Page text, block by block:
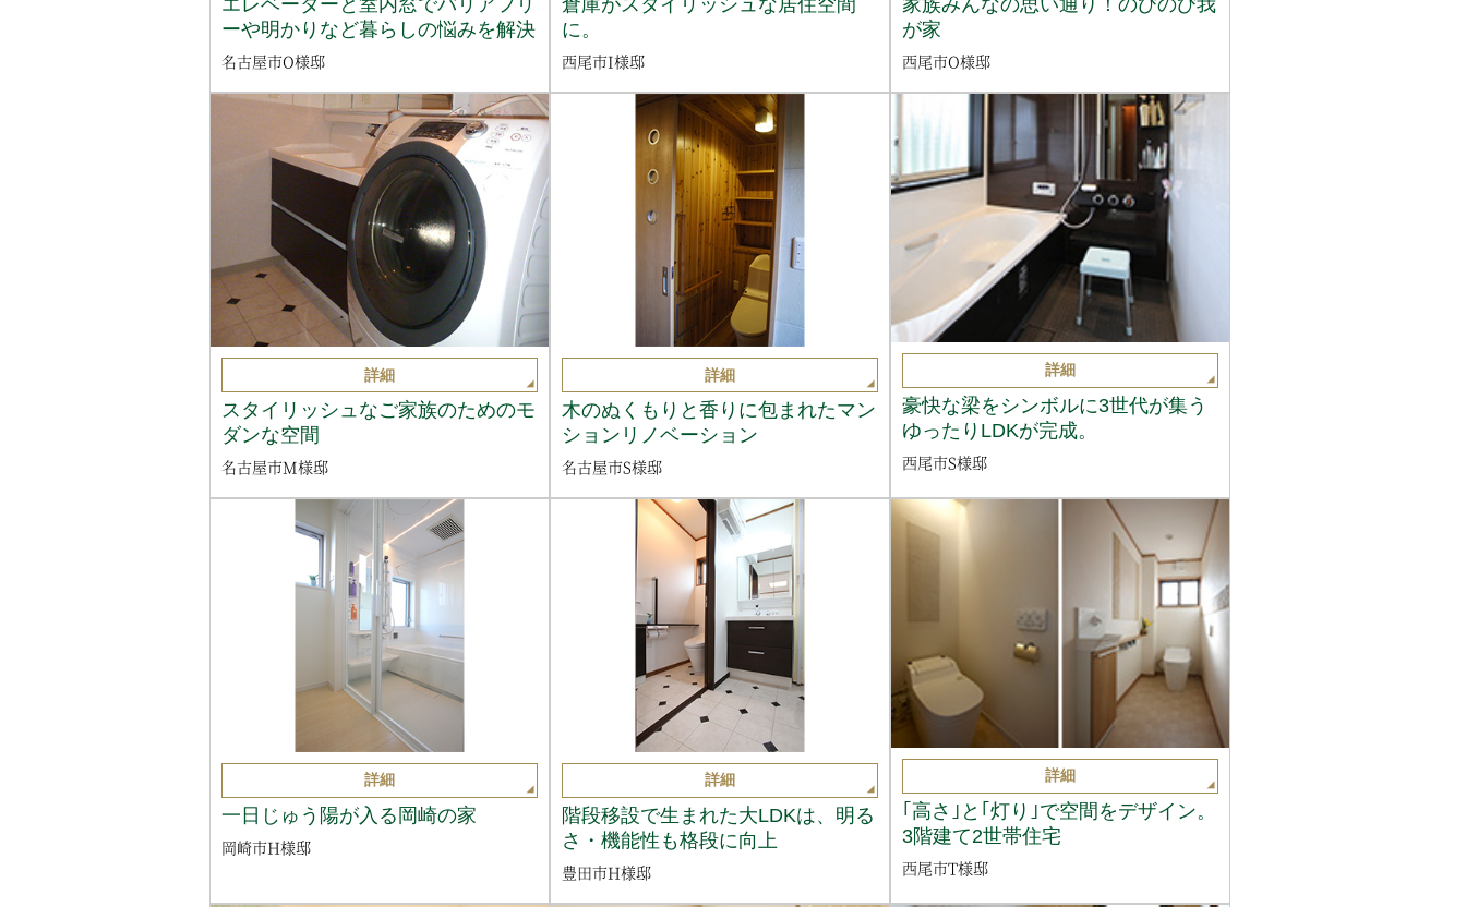
ーや明かりなど暮らしの悩みを解決
名古屋市O様邸
に。
西尾市I様邸
が家
西尾市O様邸
詳細
スタイリッシュなご家族のためのモ
ダンな空間
名古屋市M様邸
詳細
木のぬくもりと香りに包まれたマン
ションリノベーション
名古屋市S様邸
詳細
豪快な梁をシンボルに3世代が集う
ゆったりLDKが完成。
西尾市S様邸
詳細
一日じゅう陽が入る岡崎の家
岡崎市H様邸
詳細
階段移設で生まれた大LDKは、明る
さ・機能性も格段に向上
豊田市H様邸
詳細
｢高さ｣と｢灯り｣で空間をデザイン。
3階建て2世帯住宅
西尾市T様邸